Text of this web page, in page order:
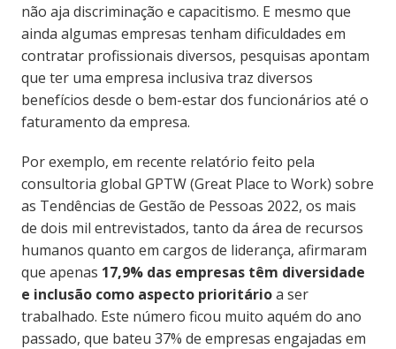
não aja discriminação e capacitismo. E mesmo que
ainda algumas empresas tenham dificuldades em
contratar profissionais diversos, pesquisas apontam
que ter uma empresa inclusiva traz diversos
benefícios desde o bem-estar dos funcionários até o
faturamento da empresa.
Por exemplo, em recente relatório feito pela
consultoria global GPTW (Great Place to Work) sobre
as Tendências de Gestão de Pessoas 2022, os mais
de dois mil entrevistados, tanto da área de recursos
humanos quanto em cargos de liderança, afirmaram
que apenas 17,9% das empresas têm diversidade
e inclusão como aspecto prioritárioa ser
trabalhado. Este número ficou muito aquém do ano
passado, que bateu 37% de empresas engajadas em